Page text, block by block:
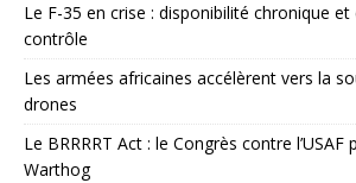
Le F-35 en crise : disponibilité chronique
contrôle
Les armées africaines accélèrent vers la
drones
Le BRRRRT Act : le Congrès contre l’USAF
Warthog